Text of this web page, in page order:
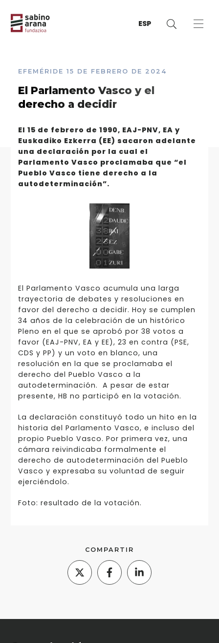
ESP
EFEMÉRIDE 15 DE FEBRERO DE 2024
El Parlamento Vasco y el
derecho a decidir
El 15 de febrero de 1990, EAJ-PNV, EA y
Euskadiko Ezkerra (EE) sacaron adelante
una declaración por la cual el
Parlamento Vasco proclamaba que “el
Pueblo Vasco tiene derecho a la
autodeterminación”.
El Parlamento Vasco acumula una larga
trayectoria de debates y resoluciones en
favor del derecho a decidir. Hoy se cumplen
34 años de la celebración de un histórico
Pleno en el que se aprobó por 38 votos a
favor (EAJ-PNV, EA y EE), 23 en contra (PSE,
CDS y PP) y un voto en blanco, una
resolución en la que se proclamaba el
derecho del Pueblo Vasco a la
autodeterminación. A pesar de estar
presente, HB no participó en la votación.
La declaración constituyó todo un hito en la
historia del Parlamento Vasco, e incluso del
propio Pueblo Vasco. Por primera vez, una
cámara reivindicaba formalmente el
derecho de autodeterminación del Pueblo
Vasco y expresaba su voluntad de seguir
ejerciéndolo.
Foto: resultado de la votación.
COMPARTIR